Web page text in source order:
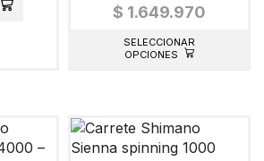
$ 1.649.970
SELECCIONAR
OPCIONES